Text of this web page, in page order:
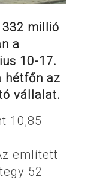
millió
a
10-17.
hétfőn az
vállalat.
10,85
említett
52